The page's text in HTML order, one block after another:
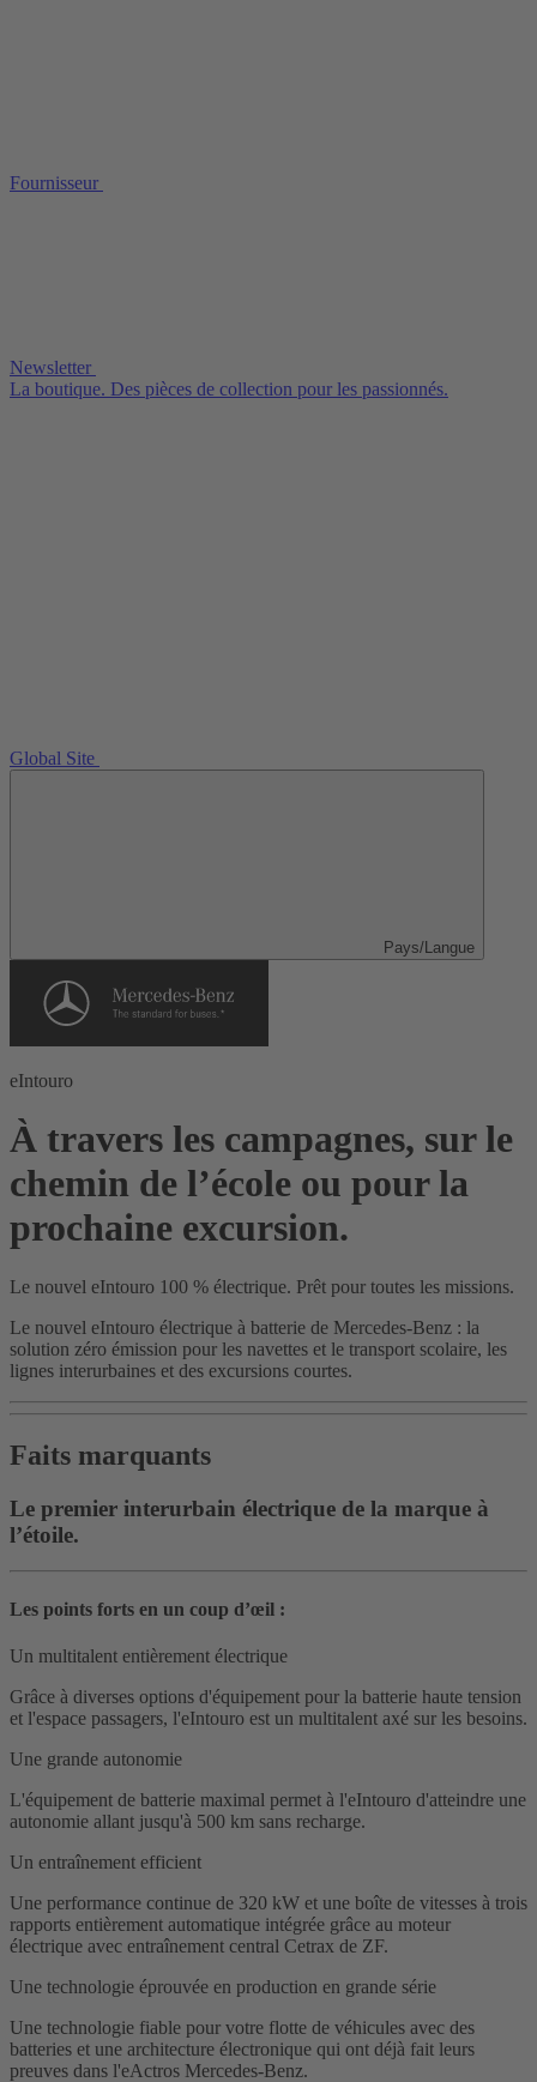
Fournisseur
Newsletter
La boutique. Des pièces de collection pour les passionnés.
Global Site
Pays/Langue
eIntouro
À travers les campagnes, sur le
chemin de l’école ou pour la
prochaine excursion.
Le nouvel eIntouro 100 % électrique. Prêt pour toutes les missions.
Le nouvel eIntouro électrique à batterie de Mercedes-Benz : la
solution zéro émission pour les navettes et le transport scolaire, les
lignes interurbaines et des excursions courtes.
Faits marquants
Le premier interurbain électrique de la marque à
l’étoile.
Les points forts en un coup d’œil :
Un multitalent entièrement électrique
Grâce à diverses options d'équipement pour la batterie haute tension
et l'espace passagers, l'eIntouro est un multitalent axé sur les besoins.
Une grande autonomie
L'équipement de batterie maximal permet à l'eIntouro d'atteindre une
autonomie allant jusqu'à 500 km sans recharge.
Un entraînement efficient
Une performance continue de 320 kW et une boîte de vitesses à trois
rapports entièrement automatique intégrée grâce au moteur
électrique avec entraînement central Cetrax de ZF.
Une technologie éprouvée en production en grande série
Une technologie fiable pour votre flotte de véhicules avec des
batteries et une architecture électronique qui ont déjà fait leurs
preuves dans l'eActros Mercedes-Benz.